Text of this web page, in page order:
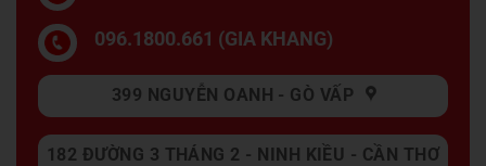
096.1800.661 (GIA KHANG)
399 NGUYỄN OANH - GÒ VẤP
182 ĐƯỜNG 3 THÁNG 2 - NINH KIỀU - CẦN THƠ